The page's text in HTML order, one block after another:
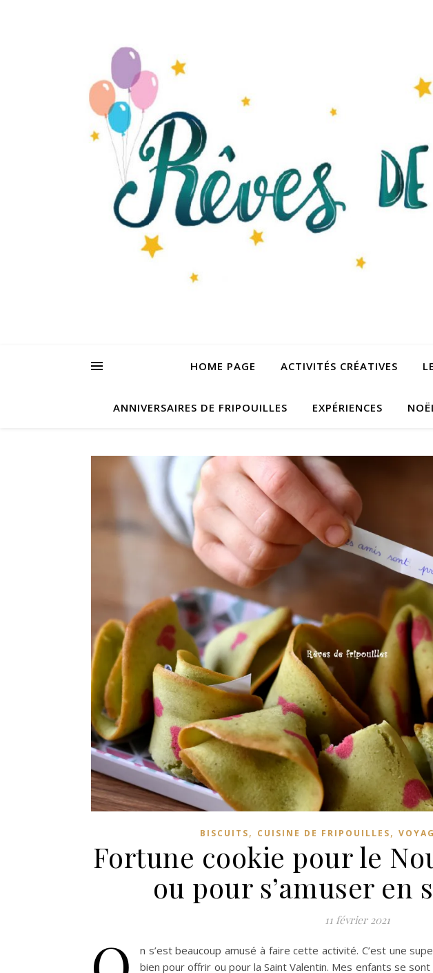
HOME PAGE ACTIVITÉS CRÉATIVES
ANNIVERSAIRES DE FRIPOUILLES EXPÉRIENCES
BISCUITS, CUISINE DE FRIPOUILLES,
Fortune cookie pour le
ou pour s’amuser en
11 février 2021
n s’est beaucoup amusé à faire cette activité. C’est une
bien pour offrir ou pour la Saint Valentin. Mes enfants se